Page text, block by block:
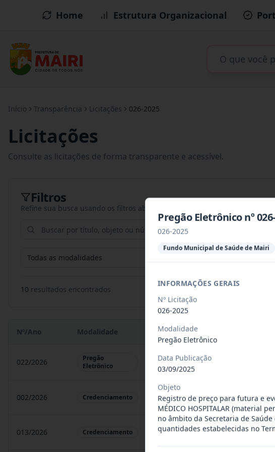
Home Estrutura Organizacional
Início Transparência Licitações 026-2025
Licitações
Consulte as licitações de forma transparente e acessível.
Filtros
Refine sua busca usando os filtros abaixo
Todas as modalidades
10 resultados encontrados
Nº/Ano Modalidade Objeto
022/2026
Pregão
Eletrônico
Registro de preço para aquisição
002/2026 Credenciamento Credenciamento de pessoa
013/2026 Credenciamento credenciamento de leiloeiros
Pregão Eletrônico nº
026-2025
Fundo Municipal de Saúde de Mairi
INFORMAÇÕES GERAIS
Nº Licitação
026-2025
Modalidade
Pregão Eletrônico
Data Publicação
03/09/2025
Objeto
Registro de preço para futura e
MÉDICO HOSPITALAR (material
no âmbito da Secretaria de
quantidades estabelecidas no